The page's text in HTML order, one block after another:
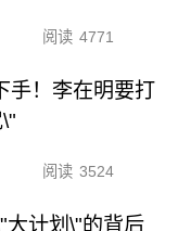
阅读 4771
手！李在明要打
阅读 3524
大计划\"的背后